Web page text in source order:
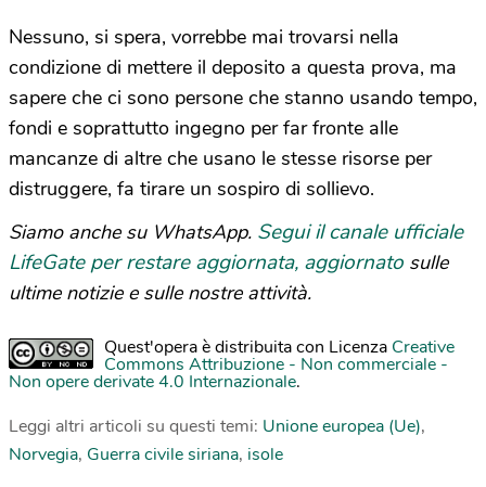
Nessuno, si spera, vorrebbe mai trovarsi nella
condizione di mettere il deposito a questa prova, ma
sapere che ci sono persone che stanno usando tempo,
fondi e soprattutto ingegno per far fronte alle
mancanze di altre che usano le stesse risorse per
distruggere, fa tirare un sospiro di sollievo.
Siamo anche su WhatsApp. Segui il canale ufficiale
LifeGate per restare aggiornata, aggiornato sulle
ultime notizie e sulle nostre attività.
Quest'opera è distribuita con Licenza Creative
Commons Attribuzione - Non commerciale -
Non opere derivate 4.0 Internazionale.
Leggi altri articoli su questi temi: Unione europea (Ue),
Norvegia, Guerra civile siriana, isole